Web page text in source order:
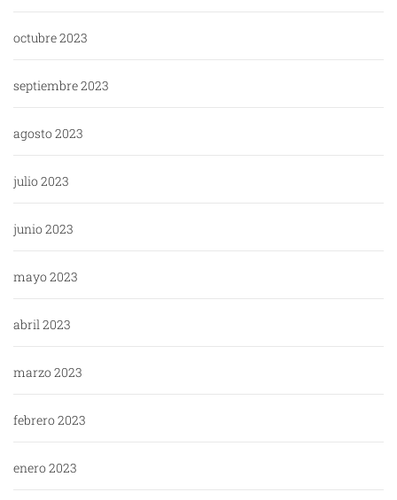
octubre 2023
septiembre 2023
agosto 2023
julio 2023
junio 2023
mayo 2023
abril 2023
marzo 2023
febrero 2023
enero 2023